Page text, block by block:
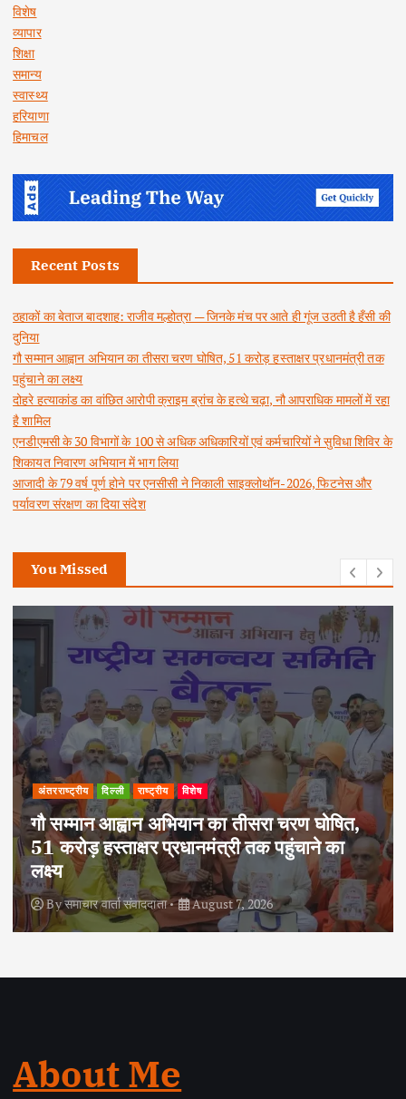
विशेष
व्यापार
शिक्षा
समान्य
स्वास्थ्य
हरियाणा
हिमाचल
Recent Posts
ठहाकों का बेताज बादशाह: राजीव मल्होत्रा — जिनके मंच पर आते ही गूंज उठती है हँसी की
दुनिया
गौ सम्मान आह्वान अभियान का तीसरा चरण घोषित, 51 करोड़ हस्ताक्षर प्रधानमंत्री तक
पहुंचाने का लक्ष्य
दोहरे हत्याकांड का वांछित आरोपी क्राइम ब्रांच के हत्थे चढ़ा, नौ आपराधिक मामलों में रहा
है शामिल
एनडीएमसी के 30 विभागों के 100 से अधिक अधिकारियों एवं कर्मचारियों ने सुविधा शिविर के
शिकायत निवारण अभियान में भाग लिया
आजादी के 79 वर्ष पूर्ण होने पर एनसीसी ने निकाली साइक्लोथॉन-2026, फिटनेस और
पर्यावरण संरक्षण का दिया संदेश
You Missed
अपराध दिल्ली राष्ट्रीय
दोहरे हत्याकांड का वांछित आरोपी क्राइम ब्रांच के
हत्थे चढ़ा, नौ आपराधिक मामलों में रहा है शामिल
Byसमाचार वार्ता संवाददाता August 6, 2026
About Me